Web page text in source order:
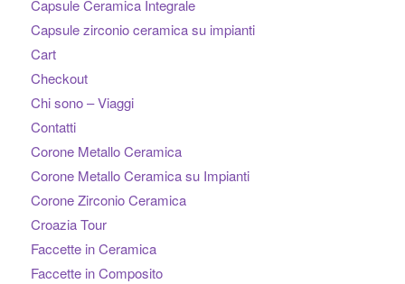
Capsule Ceramica Integrale
Capsule zirconio ceramica su impianti
Cart
Checkout
Chi sono – Viaggi
Contatti
Corone Metallo Ceramica
Corone Metallo Ceramica su Impianti
Corone Zirconio Ceramica
Croazia Tour
Faccette in Ceramica
Faccette in Composito